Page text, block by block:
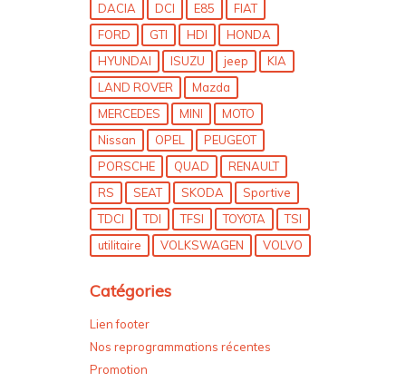
DACIA
DCI E85
FIAT
FORD
GTI HDI
HONDA
HYUNDAI
ISUZU jeep
KIA
LAND ROVER
Mazda
MERCEDES
MINI
MOTO
Nissan
OPEL
PEUGEOT
PORSCHE
QUAD
RENAULT
RS
SEAT SKODA
Sportive
TDCI
TDI TFSI TOYOTA
TSI
utilitaire
VOLKSWAGEN VOLVO
Catégories
Lien footer
Nos reprogrammations récentes
Promotion